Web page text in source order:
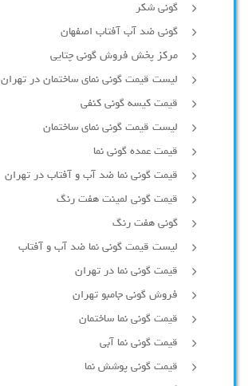
گونی شکر
گونی ضد آب آفتاب اصفهان
مرکز پخش فروش گونی چتایی
لیست قیمت گونی نمای ساختمان در تهران
قیمت کیسه گونی کنفی
لیست قیمت گونی نمای ساختمان
قیمت عمده گونی نما
قیمت گونی نما ضد آب و آفتاب در تهران
قیمت گونی لمینت هفت رنگ
گونی هفت رنگ
لیست قیمت گونی نما ضد آب و آفتاب
قیمت گونی نما در تهران
فروش گونی جامبو تهران
قیمت گونی نما ساختمان
قیمت گونی نما آبی
قیمت گونی پوشش نما